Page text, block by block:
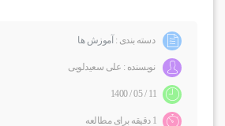
دسته بندی : آموزش ها
نویسنده : علی سعیدلویی